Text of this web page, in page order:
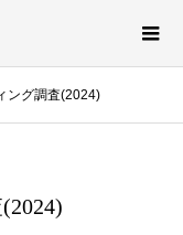
ング調査(2024)